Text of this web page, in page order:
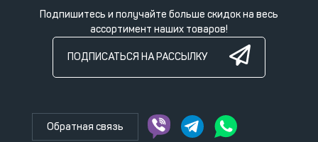
Подпишитесь и получайте больше скидок на весь
ассортимент наших товаров!
ПОДПИСАТЬСЯ НА РАССЫЛКУ
Обратная связь